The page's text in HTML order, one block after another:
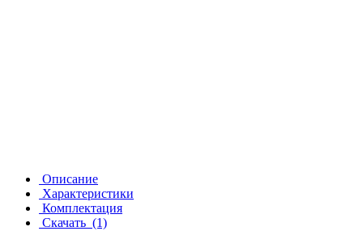
Описание
Характеристики
Комплектация
Скачать (1)